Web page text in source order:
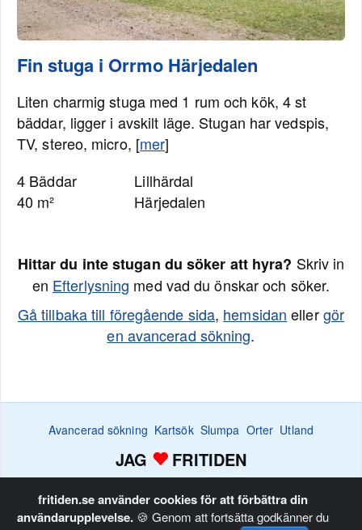
Fin stuga i Orrmo Härjedalen
Liten charmig stuga med 1 rum och kök, 4 st
bäddar, ligger i avskilt läge. Stugan har vedspis,
TV, stereo, micro, [mer]
4 Bäddar
40 m²
Lillhärdal
Härjedalen
Hittar du inte stugan du söker att hyra? Skriv in
en Efterlysning med vad du önskar och söker.
Gå tillbaka till föregående sida, hemsidan ellergör
en avancerad sökning.
Avancerad sökning Kartsök Slumpa Orter Utland
JAG FRITIDEN
Copyright © Fritiden Sverige AB. Allt innehåll på fritiden.se är
fritiden.se använder cookies för att förbättra din
användarupplevelse. 🍪 Genom att fortsätta godkänner du